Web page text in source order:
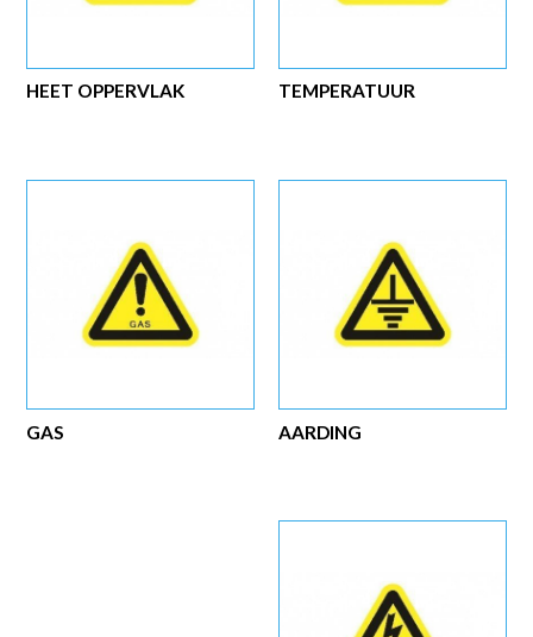
TEMPERATUUR
HEET OPPERVLAK
AARDING
GAS